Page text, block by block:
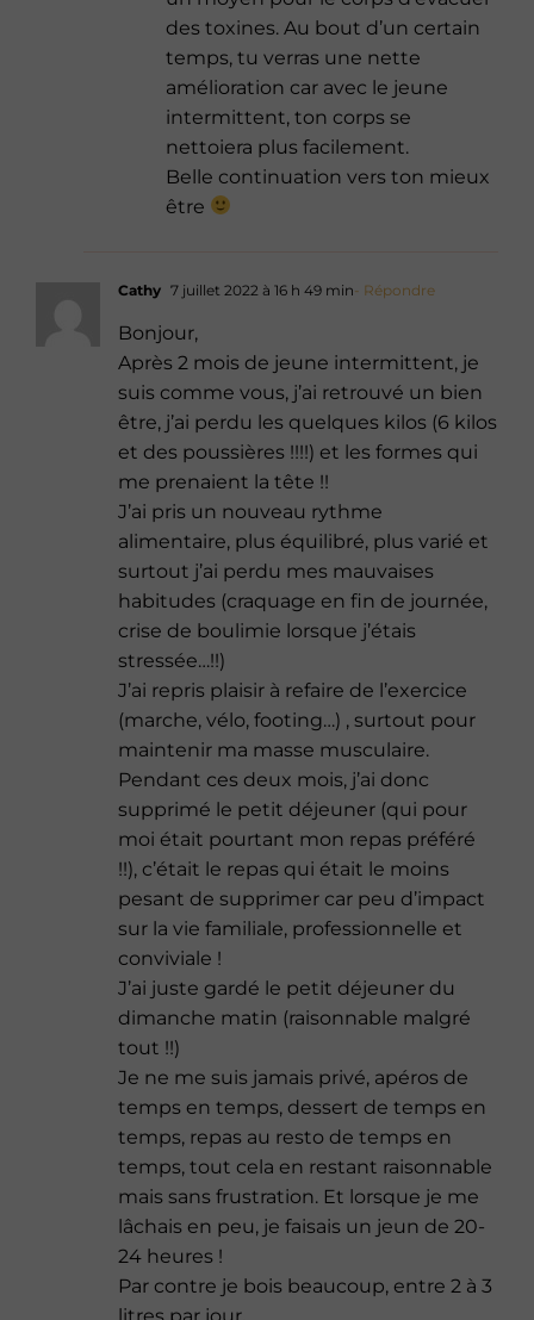
des toxines. Au bout d’un certain
temps, tu verras une nette
amélioration car avec le jeune
intermittent, ton corps se
nettoiera plus facilement.
Belle continuation vers ton mieux
être
Cathy 7 juillet 2022 à 16 h 49 min- Répondre
Bonjour,
Après 2 mois de jeune intermittent, je
suis comme vous, j’ai retrouvé un bien
être, j’ai perdu les quelques kilos (6 kilos
et des poussières !!!!) et les formes qui
me prenaient la tête !!
J’ai pris un nouveau rythme
alimentaire, plus équilibré, plus varié et
surtout j’ai perdu mes mauvaises
habitudes (craquage en fin de journée,
crise de boulimie lorsque j’étais
stressée…!!)
J’ai repris plaisir à refaire de l’exercice
(marche, vélo, footing…) , surtout pour
maintenir ma masse musculaire.
Pendant ces deux mois, j’ai donc
supprimé le petit déjeuner (qui pour
moi était pourtant mon repas préféré
!!), c’était le repas qui était le moins
pesant de supprimer car peu d’impact
sur la vie familiale, professionnelle et
conviviale !
J’ai juste gardé le petit déjeuner du
dimanche matin (raisonnable malgré
tout !!)
Je ne me suis jamais privé, apéros de
temps en temps, dessert de temps en
temps, repas au resto de temps en
temps, tout cela en restant raisonnable
mais sans frustration. Et lorsque je me
lâchais en peu, je faisais un jeun de 20-
24 heures !
Par contre je bois beaucoup, entre 2 à 3
litres par jour.